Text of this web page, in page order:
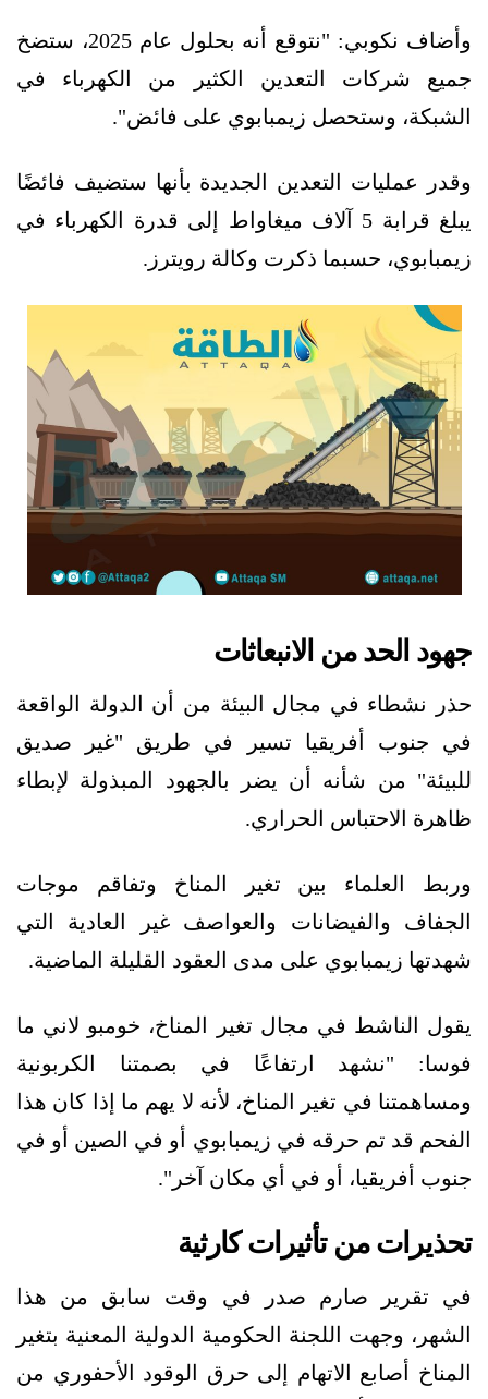
وأضاف نكوبي: "نتوقع أنه بحلول عام 2025، ستضخ
جميع شركات التعدين الكثير من الكهرباء في
الشبكة، وستحصل زيمبابوي على فائض".
وقدر عمليات التعدين الجديدة بأنها ستضيف فائضًا
يبلغ قرابة 5 آلاف ميغاواط إلى قدرة الكهرباء في
زيمبابوي، حسبما ذكرت وكالة رويترز.
جهود الحد من الانبعاثات
حذر نشطاء في مجال البيئة من أن الدولة الواقعة
في جنوب أفريقيا تسير في طريق "غير صديق
للبيئة" من شأنه أن يضر بالجهود المبذولة لإبطاء
ظاهرة الاحتباس الحراري.
وربط العلماء بين تغير المناخ وتفاقم موجات
الجفاف والفيضانات والعواصف غير العادية التي
شهدتها زيمبابوي على مدى العقود القليلة الماضية.
يقول الناشط في مجال تغير المناخ، خومبو لاني ما
فوسا: "نشهد ارتفاعًا في بصمتنا الكربونية
ومساهمتنا في تغير المناخ، لأنه لا يهم ما إذا كان هذا
الفحم قد تم حرقه في زيمبابوي أو في الصين أو في
جنوب أفريقيا، أو في أي مكان آخر".
تحذيرات من تأثيرات كارثية
في تقرير صارم صدر في وقت سابق من هذا
الشهر، وجهت اللجنة الحكومية الدولية المعنية بتغير
المناخ أصابع الاتهام إلى حرق الوقود الأحفوري من